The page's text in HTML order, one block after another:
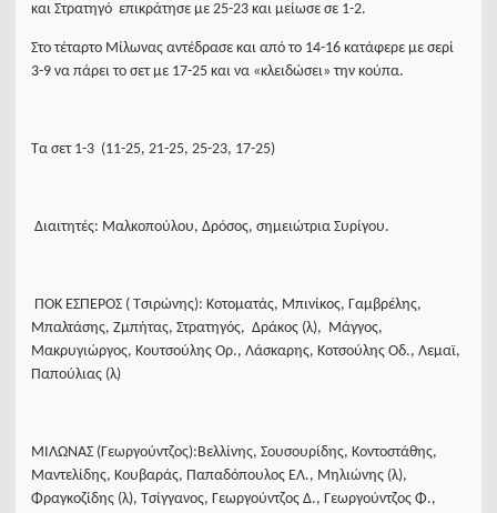
και Στρατηγό επικράτησε με 25-23 και μείωσε σε 1-2.
Στο τέταρτο Μίλωνας αντέδρασε και από το 14-16 κατάφερε με σερί
3-9 να πάρει το σετ με 17-25 και να «κλειδώσει» την κούπα.
Τα σετ 1-3 (11-25, 21-25, 25-23, 17-25)
Διαιτητές: Μαλκοπούλου, Δρόσος, σημειώτρια Συρίγου.
ΠΟΚ ΈΣΠΕΡΟΣ ( Τσιρώνης): Κοτοματάς, Μπινίκος, Γαμβρέλης,
Μπαλτάσης, Ζμπήτας, Στρατηγός, Δράκος (λ), Μάγγος,
Μακρυγιώργος, Κουτσούλης Ορ., Λάσκαρης, Κοτσούλης Οδ., Λεμαϊ,
Παπούλιας (λ)
ΜΙΛΩΝΑΣ (Γεωργούντζος):Βελλίνης, Σουσουρίδης, Κοντοστάθης,
Μαντελίδης, Κουβαράς, Παπαδόπουλος ΕΛ., Μηλιώνης (λ),
Φραγκοζίδης (λ), Τσίγγανος, Γεωργούντζος Δ., Γεωργούντζος Φ.,